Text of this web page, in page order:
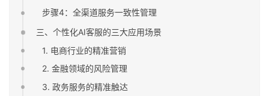
步骤4：全渠道服务一致性管理
三、个性化AI客服的三大应用场景
1. 电商行业的精准营销
2. 金融领域的风险管理
3. 政务服务的精准触达